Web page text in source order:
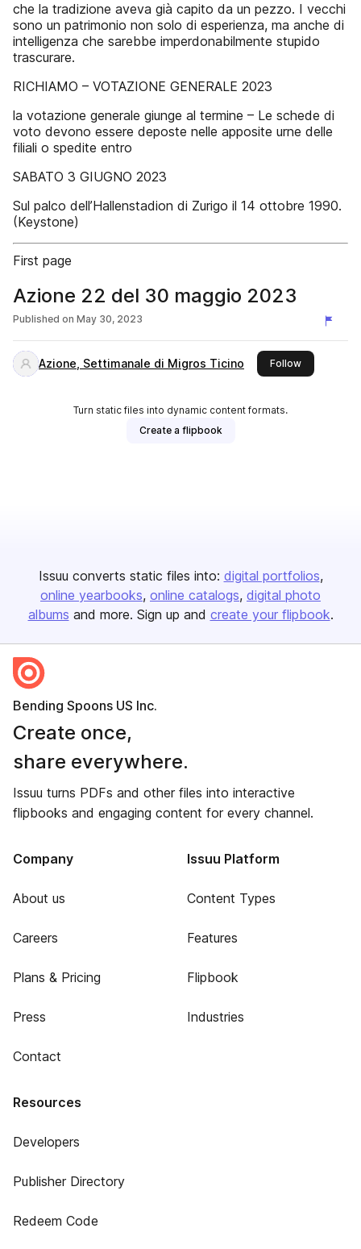
che la tradizione aveva già capito da un pezzo. I vecchi
sono un patrimonio non solo di esperienza, ma anche di
intelligenza che sarebbe imperdonabilmente stupido
trascurare.
RICHIAMO – VOTAZIONE GENERALE 2023
la votazione generale giunge al termine – Le schede di
voto devono essere deposte nelle apposite urne delle
filiali o spedite entro
SABATO 3 GIUGNO 2023
Sul palco dell’Hallenstadion di Zurigo il 14 ottobre 1990.
(Keystone)
First page
Azione 22 del 30 maggio 2023
Published on May 30, 2023
Azione, Settimanale di Migros Ticino Followthis
Turn static files into dynamic content formats.
Create a flipbook
Issuu converts static files into: digital portfolios
online yearbooks online catalogs digital photo
albums and more. Sign up and create your flipbook.
Bending Spoons US Inc.
Create once,
share everywhere.
Issuu turns PDFs and other files into interactive
flipbooks and engaging content for every channel.
Company
About us
Careers
Plans & Pricing
Press
Contact
Issuu Platform
Content Types
Features
Flipbook
Industries
Resources
Developers
Publisher Directory
Redeem Code